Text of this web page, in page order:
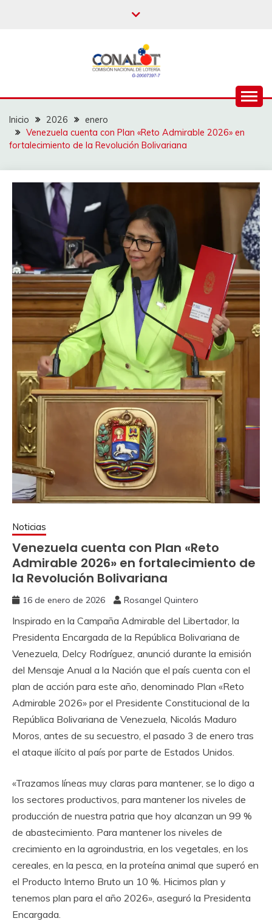
Inicio 2026
enero
Venezuela cuenta con Plan «Reto Admirable 2026» en
fortalecimiento de la Revolución Bolivariana
Noticias
Venezuela cuenta con Plan «Reto
Admirable 2026» en fortalecimiento de
la Revolución Bolivariana
16 de enero de 2026 Rosangel Quintero
Inspirado en la Campaña Admirable del Libertador, la
Presidenta Encargada de la República Bolivariana de
Venezuela, Delcy Rodríguez, anunció durante la emisión
del Mensaje Anual a la Nación que el país cuenta con el
plan de acción para este año, denominado Plan «Reto
Admirable 2026» por el Presidente Constitucional de la
República Bolivariana de Venezuela, Nicolás Maduro
Moros, antes de su secuestro, el pasado 3 de enero tras
el ataque ilícito al país por parte de Estados Unidos.
«Trazamos líneas muy claras para mantener, se lo digo a
los sectores productivos, para mantener los niveles de
producción de nuestra patria que hoy alcanzan un 99 %
de abastecimiento. Para mantener los niveles de
crecimiento en la agroindustria, en los vegetales, en los
cereales, en la pesca, en la proteína animal que superó en
el Producto Interno Bruto un 10 %. Hicimos plan y
tenemos plan para el año 2026», aseguró la Presidenta
Encargada.